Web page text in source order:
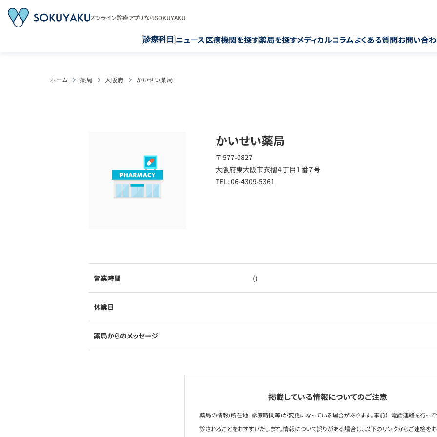
オンライン診療アプリならSOKUYAKU
診療科目 ニュース医療機関を探す薬局を探すメディカルコラムよくある質問お問い合
ホーム 薬局 大阪府 かいせい薬局
かいせい薬局
〒 577-0827
大阪府東大阪市衣摺４丁目１番７号
TEL: 06-4309-5361
営業時間 ()
休業日
薬局からのメッセージ
掲載している情報についてのご注意
薬局の情報(所在地、診療時間等)が変更になっている場合があります。事前に電話連絡を行っ
診されることをおすすいたします。情報について誤りがある場合は、以下のリンクからご連絡を